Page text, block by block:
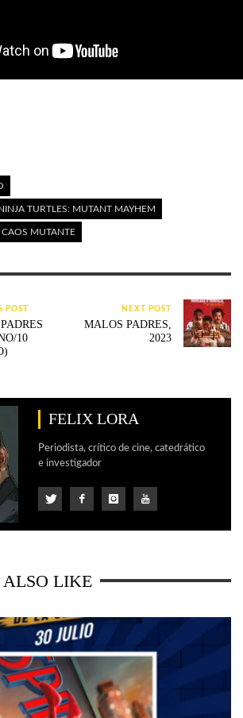
TURTLES: MUTANT MAYHEM
MUTANTE
POST
10
NEXT POST
MALOS PADRES,
2023
FELIX LORA
Periodista, crítico de cine, catedrático
e investigador
LIKE